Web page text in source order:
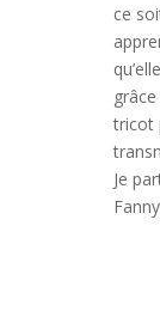
ce
tricot
Je
Fanny